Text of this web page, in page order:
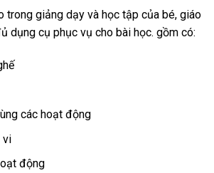
trong giảng dạy và học tập của bé, giáo
dụng cụ phục vụ cho bài học. gồm có:
các hoạt động
vi
động